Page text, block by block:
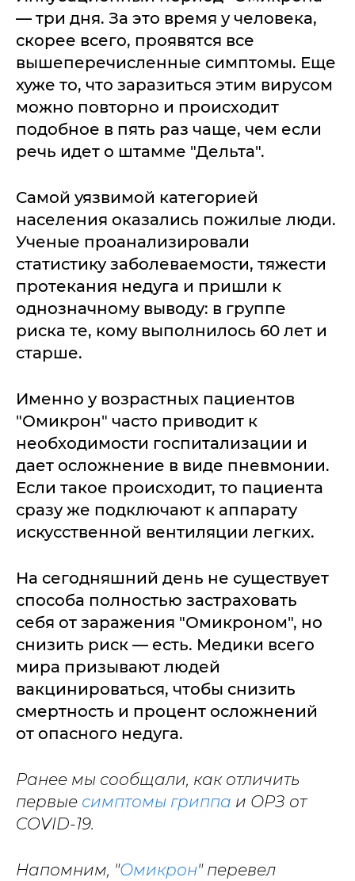
— три дня. За это время у человека,
скорее всего, проявятся все
вышеперечисленные симптомы. Еще
хуже то, что заразиться этим вирусом
можно повторно и происходит
подобное в пять раз чаще, чем если
речь идет о штамме "Дельта".
Самой уязвимой категорией
населения оказались пожилые люди.
Ученые проанализировали
статистику заболеваемости, тяжести
протекания недуга и пришли к
однозначному выводу: в группе
риска те, кому выполнилось 60 лет и
старше.
Именно у возрастных пациентов
"Омикрон" часто приводит к
необходимости госпитализации и
дает осложнение в виде пневмонии.
Если такое происходит, то пациента
сразу же подключают к аппарату
искусственной вентиляции легких.
На сегодняшний день не существует
способа полностью застраховать
себя от заражения "Омикроном", но
снизить риск — есть. Медики всего
мира призывают людей
вакцинироваться, чтобы снизить
смертность и процент осложнений
от опасного недуга.
Ранее мы сообщали, как отличить
первые симптомы гриппа и ОРЗ от
COVID-19.
Напомним, "Омикрон" перевел